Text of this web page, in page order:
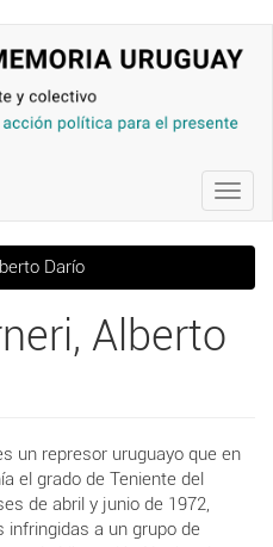
Darío
Alberto
un represor uruguayo que en
el grado de Teniente del
de abril y junio de 1972,
a un grupo de